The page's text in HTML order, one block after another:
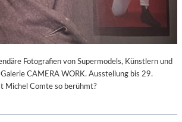
Fotografien von Supermodels, Künstlern und
CAMERA WORK. Ausstellung bis 29.
Michel Comte so berühmt?